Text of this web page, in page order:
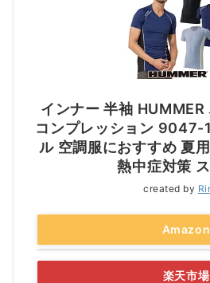
インナー 半袖
コンプレッション 9047-
ル 空調服におすすめ 夏
熱中症対策
created by
Amazon
楽天市場